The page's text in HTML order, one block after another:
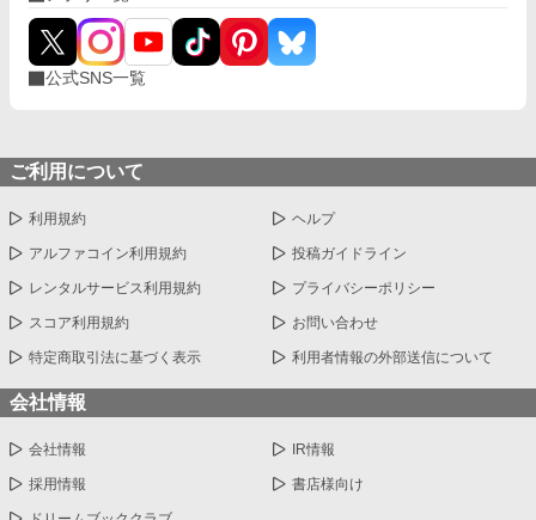
公式SNS一覧
ご利用について
利用規約 ヘルプ
アルファコイン利用規約 投稿ガイドライン
レンタルサービス利用規約 プライバシーポリシー
スコア利用規約 お問い合わせ
特定商取引法に基づく表示 利用者情報の外部送信について
会社情報
会社情報 IR情報
採用情報 書店様向け